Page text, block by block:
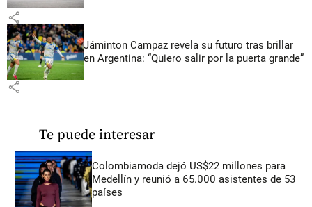
share
Jáminton Campaz revela su futuro tras brillar
en Argentina: “Quiero salir por la puerta grande”
share
Te puede interesar
Colombiamoda dejó US$22 millones para
Medellín y reunió a 65.000 asistentes de 53
países